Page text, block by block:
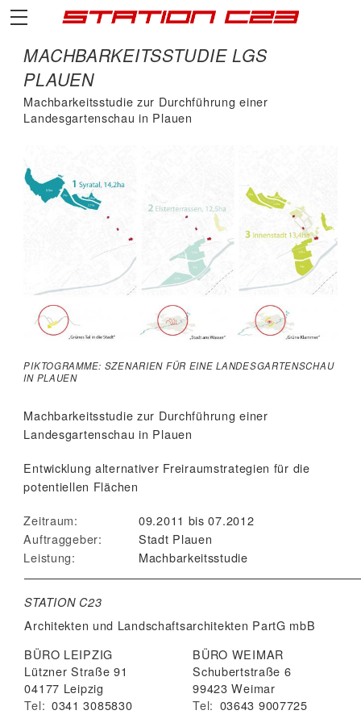
MACHBARKEITSSTUDIE LGS
PLAUEN
Machbarkeitsstudie zur Durchführung einer
Landesgartenschau in Plauen
PIKTOGRAMME: SZENARIEN FÜR EINE LANDESGARTENSCHAU
IN PLAUEN
Machbarkeitsstudie zur Durchführung einer
Landesgartenschau in Plauen
Entwicklung alternativer Freiraumstrategien für die
potentiellen Flächen
Zeitraum:
09.2011 bis 07.2012
Auftraggeber:
Stadt Plauen
Leistung:
Machbarkeitsstudie
STATION C23
Architekten und Landschaftsarchitekten PartG mbB
BÜRO LEIPZIG
Lützner Straße 91
04177 Leipzig
Tel: 0341 3085830
BÜRO WEIMAR
Schubertstraße 6
99423 Weimar
Tel: 03643 9007725